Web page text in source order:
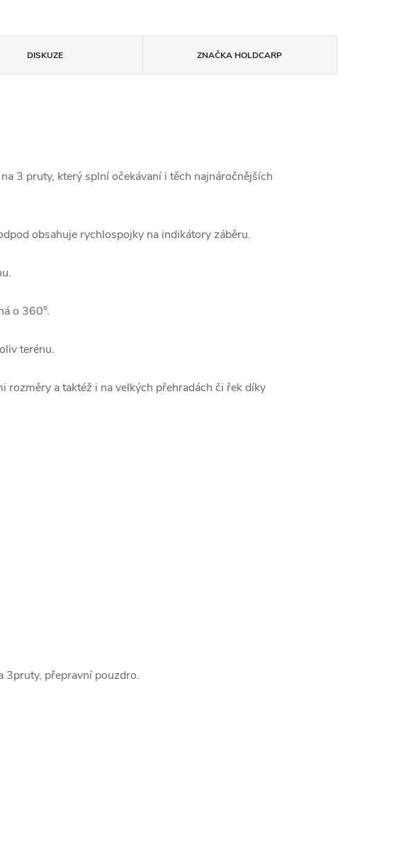
DISKUZE ZNAČKA HOLDCARP
3 pruty, který splní očekávaní i těch najnáročnějších
obsahuje rychlospojky na indikátory záběru.
o 360°.
terénu.
a taktéž i na velkých přehradách či řek díky
3pruty, přepravní pouzdro.